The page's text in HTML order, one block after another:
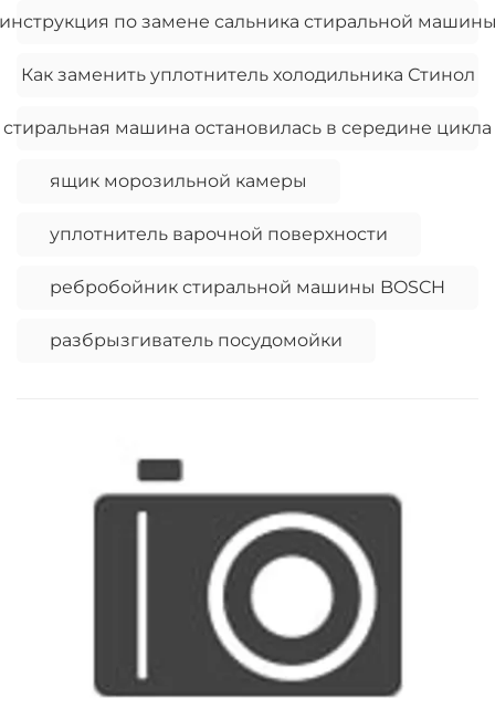
по замене сальника стиральной
Как заменить уплотнитель холодильника Стинол
стиральная машина остановилась в середине цикла
ящик морозильной камеры
уплотнитель варочной поверхности
ребробойник стиральной машины BOSCH
разбрызгиватель посудомойки